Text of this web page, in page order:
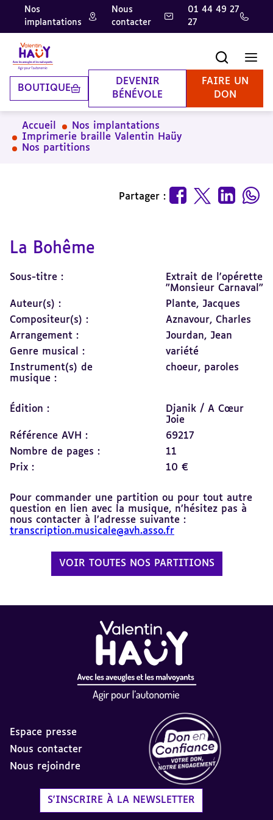
Aller
contenu
principal
Aller
pied
de
page
Aller
la
recherche
Nos
implantations
Nous
contacter
01 44 49 27
27
BOUTIQUE
DEVENIR
BÉNÉVOLE
FAIRE UN
DON
Accueil
Nos implantations
Imprimerie braille Valentin Haüy
Nos partitions
Partager :
La Bohême
Sous-titre :
Extrait de l'opérette
"Monsieur Carnaval"
Auteur(s) :
Plante, Jacques
Compositeur(s) :
Aznavour, Charles
Arrangement :
Jourdan, Jean
Genre musical :
variété
Instrument(s) de
musique :
choeur, paroles
Édition :
Djanik / A Cœur
Joie
Référence AVH :
69217
Nombre de pages :
11
Prix :
10 €
Pour commander une partition ou pour tout autre
question en lien avec la musique, n’hésitez pas à
nous contacter à l’adresse suivante :
transcription.musicale@avh.asso.fr
VOIR TOUTES NOS PARTITIONS
Espace presse
Nous contacter
Nous rejoindre
S'INSCRIRE À LA NEWSLETTER